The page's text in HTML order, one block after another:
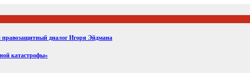
правозащитный диалог Игоря Эйдмана
катастрофы»